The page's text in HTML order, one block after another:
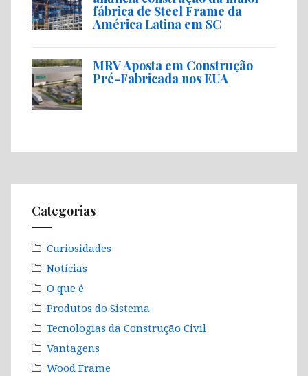
fábrica de Steel Frame da
América Latina em SC
MRV Aposta em Construção
Pré-Fabricada nos EUA
Categorias
Curiosidades
Notícias
O que é
Produtos do Sistema
Tecnologias da Construção Civil
Vantagens
Wood Frame